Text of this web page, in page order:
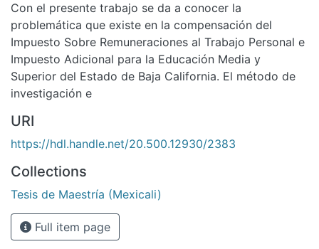
Con el presente trabajo se da a conocer la
problemática que existe en la compensación del
Impuesto Sobre Remuneraciones al Trabajo Personal e
Impuesto Adicional para la Educación Media y
Superior del Estado de Baja California. El método de
investigación e
URI
https://hdl.handle.net/20.500.12930/2383
Collections
Tesis de Maestría (Mexicali)
Full item page